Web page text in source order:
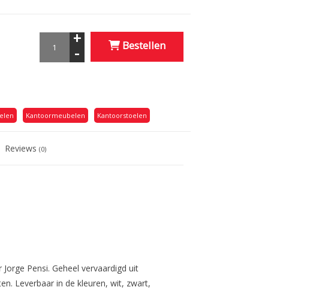
+
- Bestellen
Kantoormeubelen Kantoorstoelen
Reviews (0)
Pensi. Geheel vervaardigd uit
Leverbaar in de kleuren, wit, zwart,